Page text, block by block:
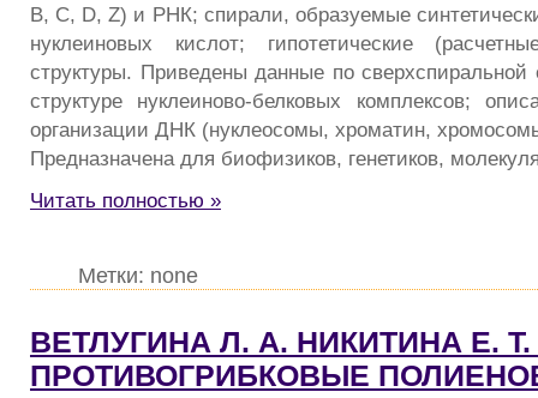
В, С, D, Z) и РНК; спирали, образуемые
нуклеиновых кислот; гипотетические
структуры. Приведены данные по
структуре нуклеиново-белковых комплексов;
организации ДНК (нуклеосомы, хроматин,
Предназначена для биофизиков, генетиков,
Читать полностью »
Метки: none
ВЕТЛУГИНА Л. А. НИКИТИНА Е. Т.
ПРОТИВОГРИБКОВЫЕ